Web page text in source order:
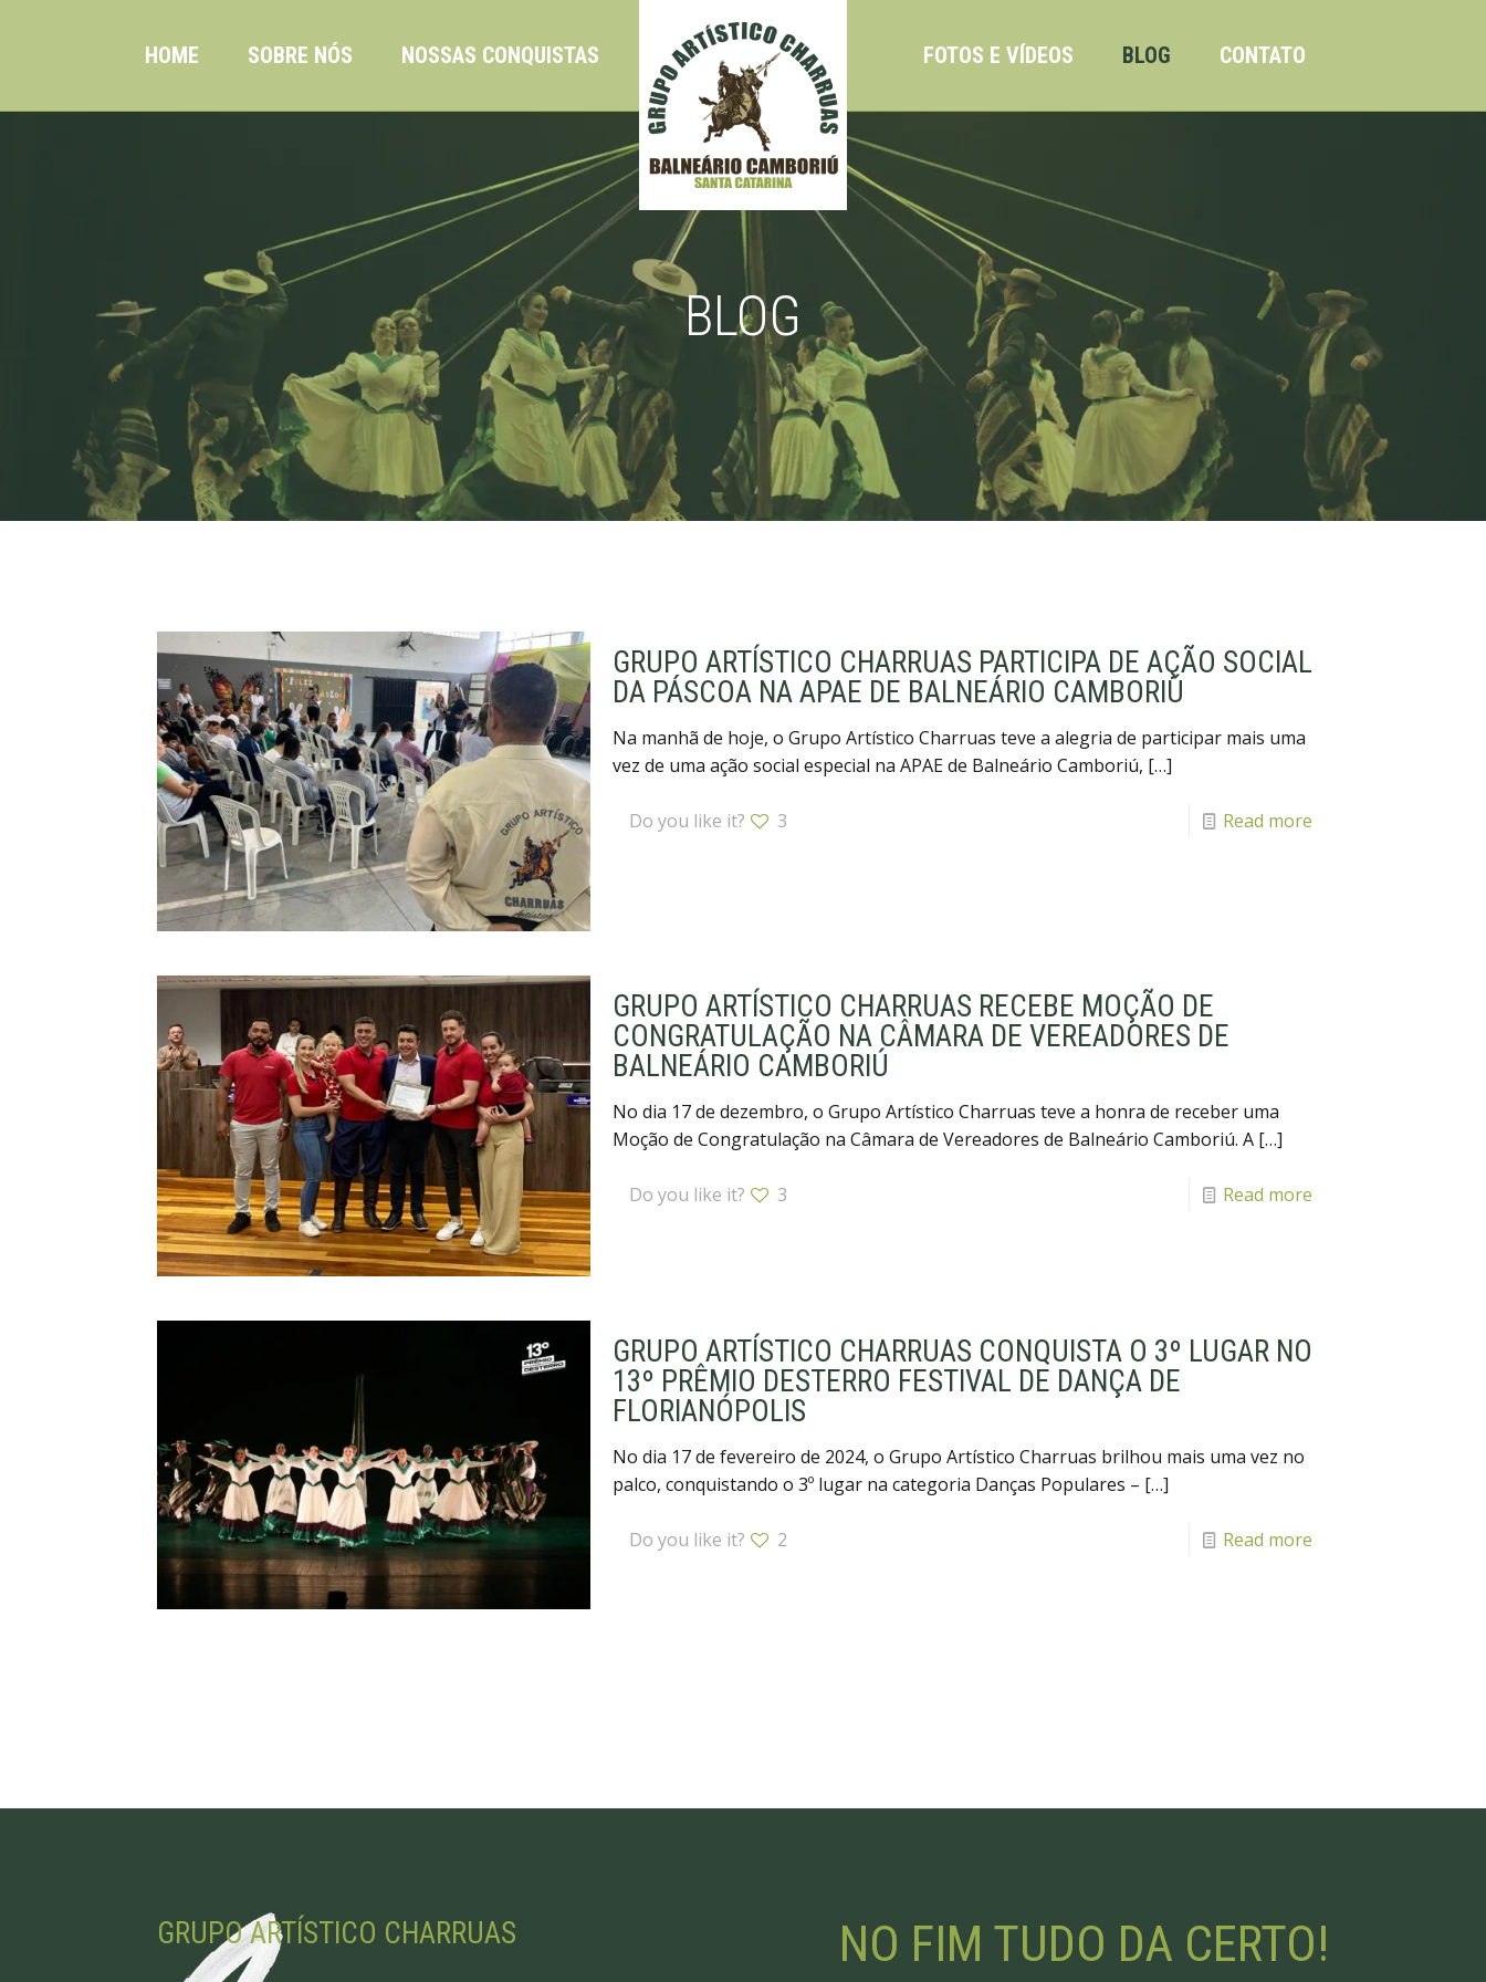
HOME SOBRE NÓS NOSSAS CONQUISTAS FOTOS E VÍDEOS BLOG CONTATO
BLOG
GRUPO ARTÍSTICO CHARRUAS PARTICIPA DE AÇÃO SOCIAL
DA PÁSCOA NA APAE DE BALNEÁRIO CAMBORIÚ
Na manhã de hoje, o Grupo Artístico Charruas teve a alegria de participar mais uma
vez de uma ação social especial na APAE de Balneário Camboriú, […]
Do you like it? 3 Read more
GRUPO ARTÍSTICO CHARRUAS RECEBE MOÇÃO DE
CONGRATULAÇÃO NA CÂMARA DE VEREADORES DE
BALNEÁRIO CAMBORIÚ
No dia 17 de dezembro, o Grupo Artístico Charruas teve a honra de receber uma
Moção de Congratulação na Câmara de Vereadores de Balneário Camboriú. A […]
Do you like it? 3 Read more
GRUPO ARTÍSTICO CHARRUAS CONQUISTA O 3º LUGAR NO
13º PRÊMIO DESTERRO FESTIVAL DE DANÇA DE
FLORIANÓPOLIS
No dia 17 de fevereiro de 2024, o Grupo Artístico Charruas brilhou mais uma vez no
palco, conquistando o 3º lugar na categoria Danças Populares – […]
Do you like it? 2 Read more
GRUPO ARTÍSTICO CHARRUAS NO FIM TUDO DA CERTO!